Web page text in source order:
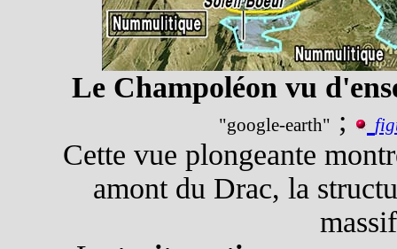
Le Champoléon vu
"google-earth" ;
Cette vue plongeante
amont du Drac, la